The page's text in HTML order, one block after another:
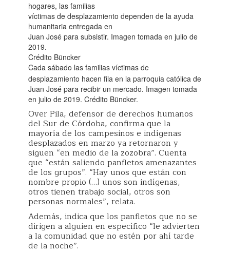
hogares, las familias
víctimas de desplazamiento dependen de la ayuda
humanitaria entregada en
Juan José para subsistir. Imagen tomada en julio de
2019.
Crédito Büncker
Cada sábado las familias víctimas de
desplazamiento hacen fila en la parroquia católica de
Juan José para recibir un mercado. Imagen tomada
en julio de 2019. Crédito Büncker.
Over Pila, defensor de derechos humanos
del Sur de Córdoba, confirma que la
mayoría de los campesinos e indígenas
desplazados en marzo ya retornaron y
siguen “en medio de la zozobra”. Cuenta
que “están saliendo panfletos amenazantes
de los grupos”. “Hay unos que están con
nombre propio (…) unos son indígenas,
otros tienen trabajo social, otros son
personas normales”, relata.
Además, indica que los panfletos que no se
dirigen a alguien en específico “le advierten
a la comunidad que no estén por ahí tarde
de la noche”.